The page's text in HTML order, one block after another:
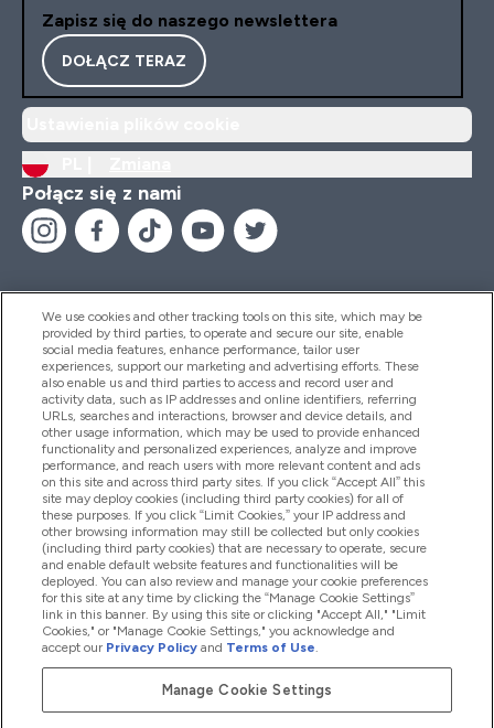
Zapisz się do naszego newslettera
DOŁĄCZ TERAZ
Połącz się z nami
Pomoc I Informacja
Produkty
Informacje O Firmie
Okazje W Myprotein
2026 The Hut.com Ltd
We use cookies and other tracking tools on this site, which may be
provided by third parties, to operate and secure our site, enable
social media features, enhance performance, tailor user
experiences, support our marketing and advertising efforts. These
also enable us and third parties to access and record user and
activity data, such as IP addresses and online identifiers, referring
URLs, searches and interactions, browser and device details, and
other usage information, which may be used to provide enhanced
functionality and personalized experiences, analyze and improve
performance, and reach users with more relevant content and ads
on this site and across third party sites. If you click “Accept All” this
site may deploy cookies (including third party cookies) for all of
these purposes. If you click “Limit Cookies,” your IP address and
other browsing information may still be collected but only cookies
(including third party cookies) that are necessary to operate, secure
and enable default website features and functionalities will be
deployed. You can also review and manage your cookie preferences
for this site at any time by clicking the “Manage Cookie Settings”
link in this banner. By using this site or clicking "Accept All," "Limit
Cookies," or "Manage Cookie Settings," you acknowledge and
accept our Privacy Policy and Terms of Use.
Manage Cookie Settings